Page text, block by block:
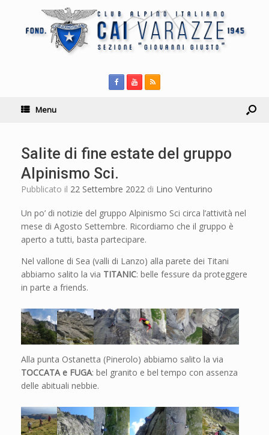
Menu
Salite di fine estate del gruppo
Alpinismo Sci.
Pubblicato il 22 Settembre 2022 di Lino Venturino
Un po’ di notizie del gruppo Alpinismo Sci circa l’attività nel
mese di Agosto Settembre. Ricordiamo che il gruppo è
aperto a tutti, basta partecipare.
Nel vallone di Sea (valli di Lanzo) alla parete dei Titani
abbiamo salito la via TITANIC: belle fessure da proteggere
in parte a friends.
Alla punta Ostanetta (Pinerolo) abbiamo salito la via
TOCCATA e FUGA: bel granito e bel tempo con assenza
delle abituali nebbie.